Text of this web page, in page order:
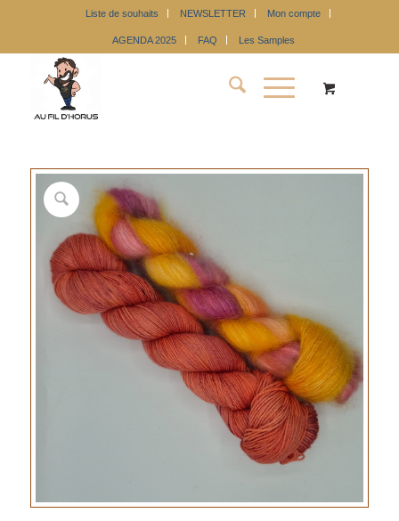
Liste de souhaits NEWSLETTER Mon compte
AGENDA 2025 FAQ Les Samples